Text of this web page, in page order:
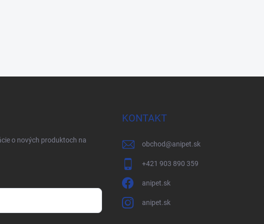
o nových produktoch na
KONTAKT
obchod@anipet.sk
+421 903 890 359
anipet.sk
anipet.sk